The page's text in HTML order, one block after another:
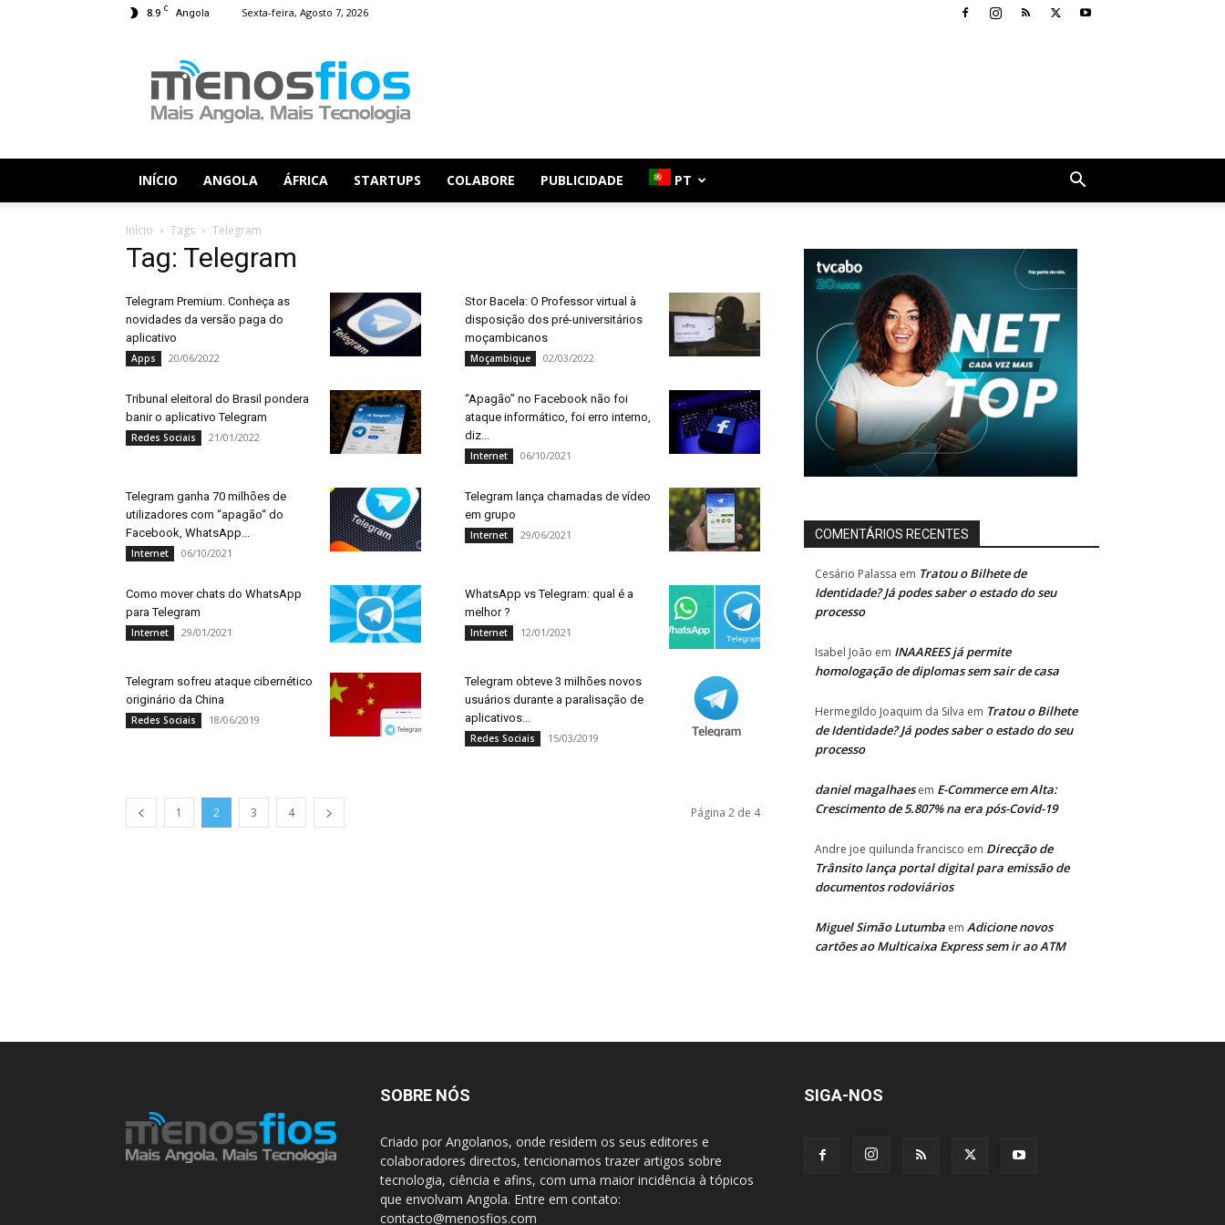
8.9 C Angola Sexta-feira, Agosto 7, 2026
Fios
INÍCIO ANGOLA ÁFRICA STARTUPS COLABORE PUBLICIDADE PT
Início Tags Telegram
Tag: Telegram
Telegram Premium. Conheça as
novidades da versão paga do
aplicativo
Apps 20/06/2022
Stor Bacela: O Professor virtual à
disposição dos pré-universitários
moçambicanos
Moçambique 02/03/2022
Tribunal eleitoral do Brasil pondera
banir o aplicativo Telegram
Redes Sociais 21/01/2022
“Apagão” no Facebook não foi
ataque informático, foi erro interno,
diz...
Internet 06/10/2021
Telegram ganha 70 milhões de
utilizadores com “apagão“ do
Facebook, WhatsApp...
Internet 06/10/2021
Telegram lança chamadas de vídeo
em grupo
Internet 29/06/2021
Como mover chats do WhatsApp
para Telegram
Internet 29/01/2021
WhatsApp vs Telegram: qual é a
melhor ?
Internet 12/01/2021
Telegram sofreu ataque cibernético
originário da China
Redes Sociais 18/06/2019
Telegram obteve 3 milhões novos
usuários durante a paralisação de
aplicativos...
Redes Sociais 15/03/2019
1 2 3 4 Página 2 de 4
COMENTÁRIOS RECENTES
Cesário Palassa em Tratou o Bilhete de
Identidade? Já podes saber o estado do seu
processo
Isabel João em INAAREES já permite
homologação de diplomas sem sair de casa
Hermegildo Joaquim da Silva em Tratou o Bilhete
de Identidade? Já podes saber o estado do seu
processo
daniel magalhaesem E-Commerce em Alta:
Crescimento de 5.807% na era pós-Covid-19
Andre joe quilunda francisco em Direcção de
Trânsito lança portal digital para emissão de
documentos rodoviários
Miguel Simão Lutumba em Adicione novos
cartões ao Multicaixa Express sem ir ao ATM
SOBRE NÓS
Criado por Angolanos, onde residem os seus editores e
colaboradores directos, tencionamos trazer artigos sobre
tecnologia, ciência e afins, com uma maior incidência à tópicos
que envolvam Angola. Entre em contato:
contacto@menosfios.com
SIGA-NOS